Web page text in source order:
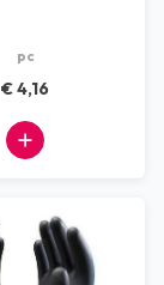
pc
€ 4,16